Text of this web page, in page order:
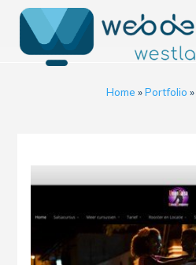
Home »Portfolio »